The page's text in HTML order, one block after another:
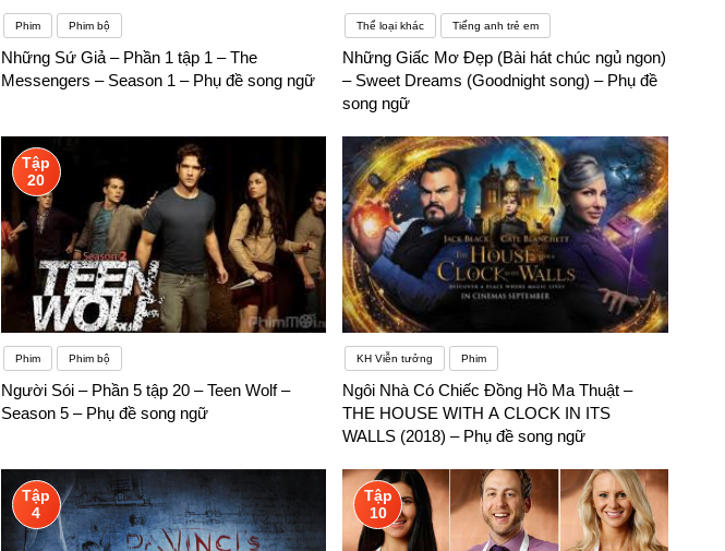
Phim Phim bộ
Những Sứ Giả – Phần 1 tập 1 – The
Messengers – Season 1 – Phụ đề song ngữ
Thể loại khác Tiếng anh trẻ em
Những Giấc Mơ Đẹp (Bài hát chúc ngủ ngon)
– Sweet Dreams (Goodnight song) – Phụ đề
song ngữ
Tập
20
Phim Phim bộ
Người Sói – Phần 5 tập 20 – Teen Wolf –
Season 5 – Phụ đề song ngữ
KH Viễn tưởng Phim
Ngôi Nhà Có Chiếc Đồng Hồ Ma Thuật –
THE HOUSE WITH A CLOCK IN ITS
WALLS (2018) – Phụ đề song ngữ
Tập
4
Tập
10